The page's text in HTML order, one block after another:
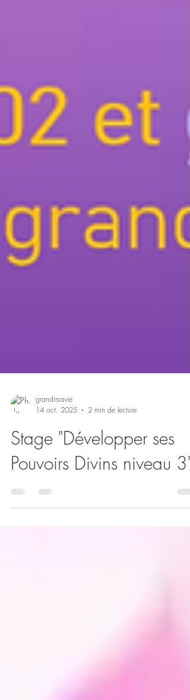
14 oct. 2025
2 min de lecture
Stage "Développer ses
Pouvoirs Divins niveau 3"